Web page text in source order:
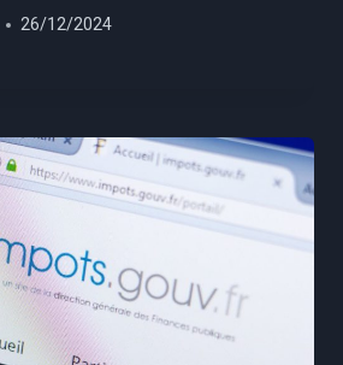
26/12/2024